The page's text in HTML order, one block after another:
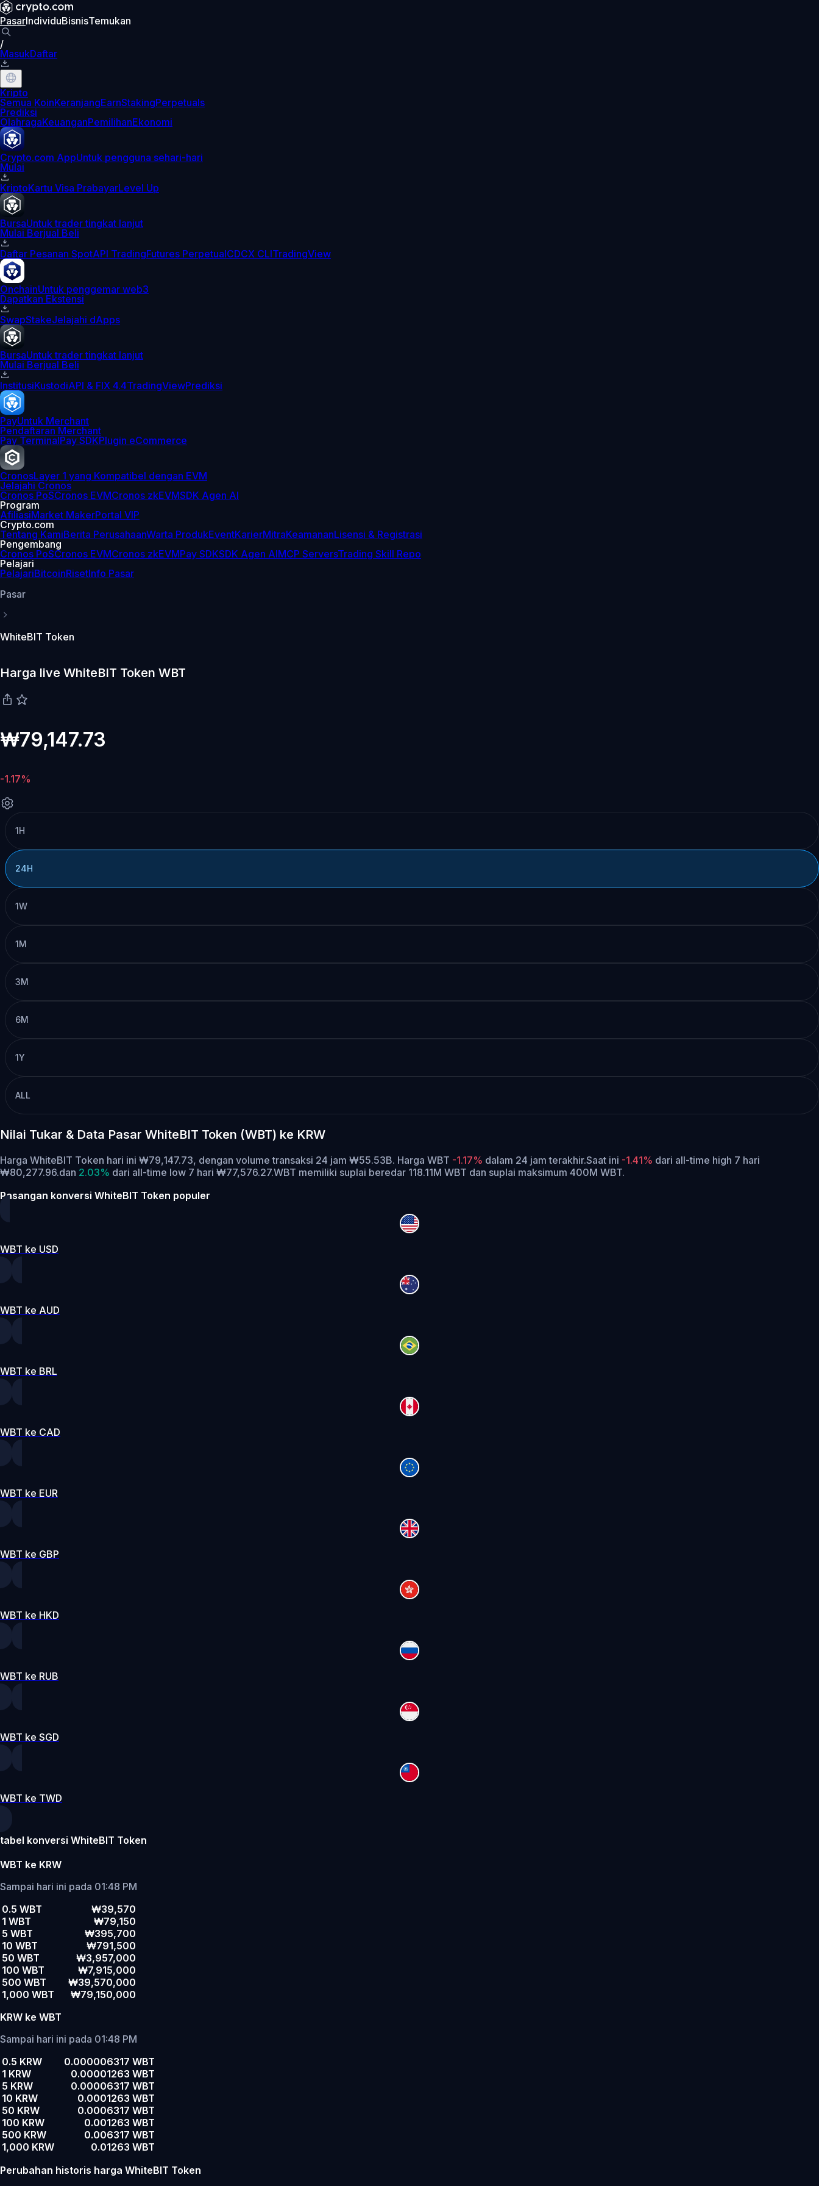
PasarIndividuBisnisTemukan
/
MasukDaftar
Kripto
Semua KoinKeranjangEarnStakingPerpetuals
Prediksi
OlahragaKeuanganPemilihanEkonomi
Crypto.com AppUntuk pengguna sehari-hari
Mulai
KriptoKartu Visa PrabayarLevel Up
BursaUntuk trader tingkat lanjut
Mulai Berjual Beli
Daftar Pesanan SpotAPI TradingFutures PerpetualCDCX CLITradingView
OnchainUntuk penggemar web3
Dapatkan Ekstensi
SwapStakeJelajahi dApps
BursaUntuk trader tingkat lanjut
Mulai Berjual Beli
InstitusiKustodiAPI & FIX 4.4TradingViewPrediksi
PayUntuk Merchant
Pendaftaran Merchant
Pay TerminalPay SDKPlugin eCommerce
CronosLayer 1 yang Kompatibel dengan EVM
Jelajahi Cronos
Cronos PoSCronos EVMCronos zkEVMSDK Agen AI
Program
AfiliasiMarket MakerPortal VIP
Crypto.com
Tentang KamiBerita PerusahaanWarta ProdukEventKarierMitraKeamananLisensi & Registrasi
Pengembang
Cronos PoSCronos EVMCronos zkEVMPay SDKSDK Agen AIMCP ServersTrading Skill Repo
Pelajari
PelajariBitcoinRisetInfo Pasar
Pasar
WhiteBIT Token
Harga live WhiteBIT Token WBT
₩79,147.73
-1.17%
1H
24H
1W
1M
3M
6M
1Y
ALL
Nilai Tukar & Data Pasar WhiteBIT Token (WBT) ke KRW
Harga WhiteBIT Token hari ini ₩79,147.73, dengan volume transaksi 24 jam ₩55.53B. Harga WBT -1.17% dalam 24 jam terakhir.Saat ini -1.41% dari all-time high 7 hari
₩80,277.96.dan 2.03% dari all-time low 7 hari ₩77,576.27.WBT memiliki suplai beredar 118.11M WBT dan suplai maksimum 400M WBT.
Pasangan konversi WhiteBIT Token populer
WBT ke USD
WBT ke AUD
WBT ke BRL
WBT ke CAD
WBT ke EUR
WBT ke GBP
WBT ke HKD
WBT ke RUB
WBT ke SGD
WBT ke TWD
tabel konversi WhiteBIT Token
WBT ke KRW
Sampai hari ini pada 01:48 PM
0.5 WBT
₩39,570
1 WBT
₩79,150
5 WBT
₩395,700
10 WBT
₩791,500
50 WBT
₩3,957,000
100 WBT
₩7,915,000
500 WBT
₩39,570,000
1,000 WBT
₩79,150,000
KRW ke WBT
Sampai hari ini pada 01:48 PM
0.5 KRW
0.000006317 WBT
1 KRW
0.00001263 WBT
5 KRW
0.00006317 WBT
10 KRW
0.0001263 WBT
50 KRW
0.0006317 WBT
100 KRW
0.001263 WBT
500 KRW
0.006317 WBT
1,000 KRW
0.01263 WBT
Perubahan historis harga WhiteBIT Token